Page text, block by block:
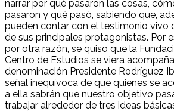
narrar por qué pasaron las cosas,
pasaron y qué pasó, sabiendo que,
pueden contar con el testimonio vivo
de sus principales protagonistas. Por
por otra razón, se quiso que la
Centro de Estudios se viera
denominación Presidente Rodríguez
señal inequívoca de que quienes se
a ella sabrán que nuestro objetivo
trabajar alrededor de tres ideas